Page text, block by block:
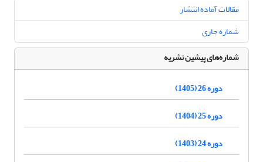
مقالات آماده انتشار
شماره جاری
شماره‌های پیشین نشریه
دوره 26 (1405)
دوره 25 (1404)
دوره 24 (1403)